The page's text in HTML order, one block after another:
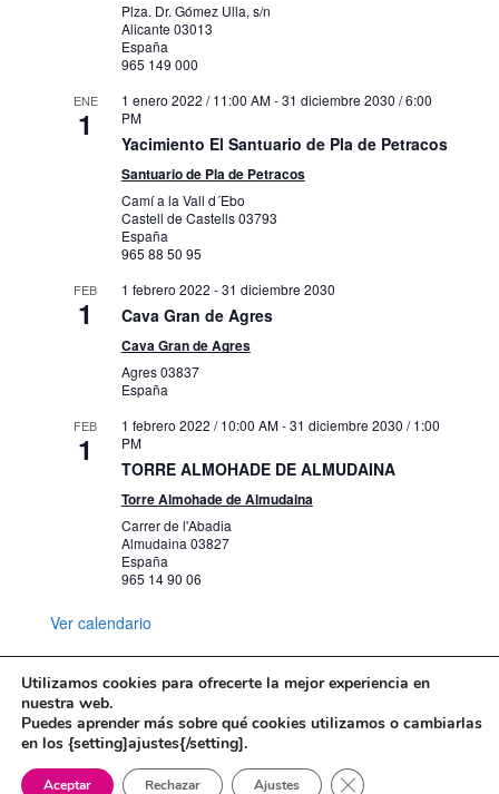
Plza. Dr. Gómez Ulla, s/n
Alicante 03013
España
965 149 000
ENE
1
1 enero 2022 / 11:00 AM-31 diciembre 2030 / 6:00
PM
Yacimiento El Santuario de Pla de Petracos
Santuario de Pla de Petracos
Camí a la Vall d´Ebo
Castell de Castells03793
España
965 88 50 95
FEB
1
1 febrero 2022 -31 diciembre 2030
Cava Gran de Agres
Cava Gran de Agres
Agres03837
España
FEB
1
1 febrero 2022 / 10:00 AM-31 diciembre 2030 / 1:00
PM
TORRE ALMOHADE DE ALMUDAINA
Torre Almohade de Almudaina
Carrer de l'Abadia
Almudaina 03827
España
965 14 90 06
Ver calendario
Mapa web
Política de Privacidad
Politica de cookies
Utilizamos cookies para ofrecerte la mejor experiencia en
nuestra web.
Puedes aprender más sobre qué cookies utilizamos o cambiarlas
en los {setting]ajustes{/setting].
Aceptar Rechazar Ajustes Cerrar el banner de